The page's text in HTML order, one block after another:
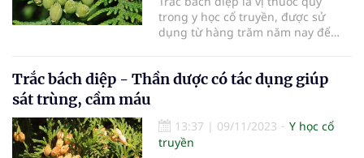
trong y học cổ truyền, được sử
dụng từ hàng trăm năm nay để
Trắc bách diệp - Thần dược có tác dụng giúp
sát trùng, cầm máu
13:37 | 09/11/2023
Y học cổ
truyền